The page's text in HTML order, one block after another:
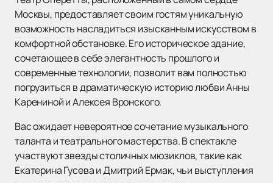
Москвы, предоставляет своим гостям уникальную
возможность насладиться изысканным искусством в
комфортной обстановке. Его историческое здание,
сочетающее в себе элегантность прошлого и
современные технологии, позволит вам полностью
погрузиться в драматическую историю любви Анны
Карениной и Алексея Вронского.
Вас ожидает невероятное сочетание музыкального
таланта и театрального мастерства. В спектакле
участвуют звезды столичных мюзиклов, такие как
Екатерина Гусева и Дмитрий Ермак, чьи выступления